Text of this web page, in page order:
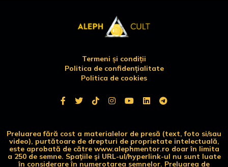
Termeni și condiții
Politica de confidențialitate
Politica de cookies
Preluarea fără cost a materialelor de presă (text, foto si/sau
video), purtătoare de drepturi de proprietate intelectuală,
este aprobată de către www.alephmentor.ro doar în limita
a 250 de semne. Spaţiile şi URL-ul/hyperlink-ul nu sunt luate
în considerare în numerotarea semnelor. Preluarea de